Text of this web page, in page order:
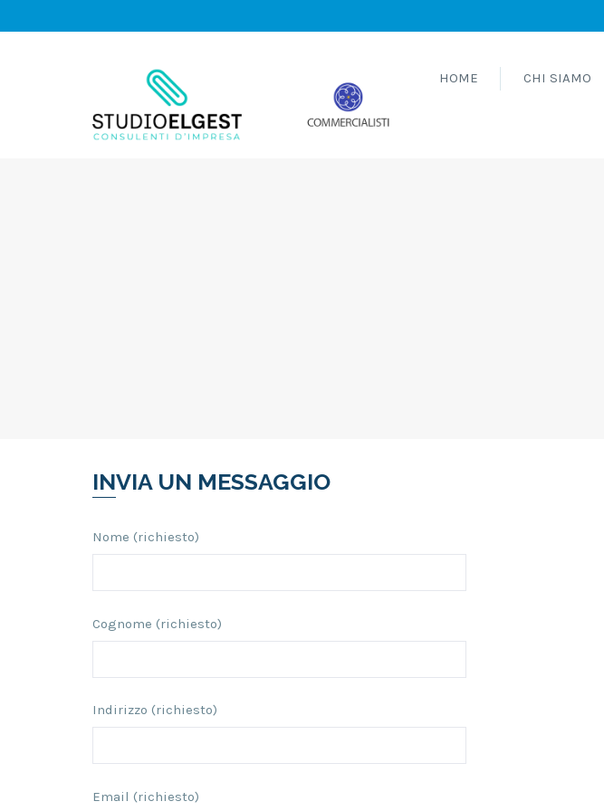
HOME CHI SIAMO
INVIA UN MESSAGGIO
Nome (richiesto)
Cognome (richiesto)
Indirizzo (richiesto)
Email (richiesto)